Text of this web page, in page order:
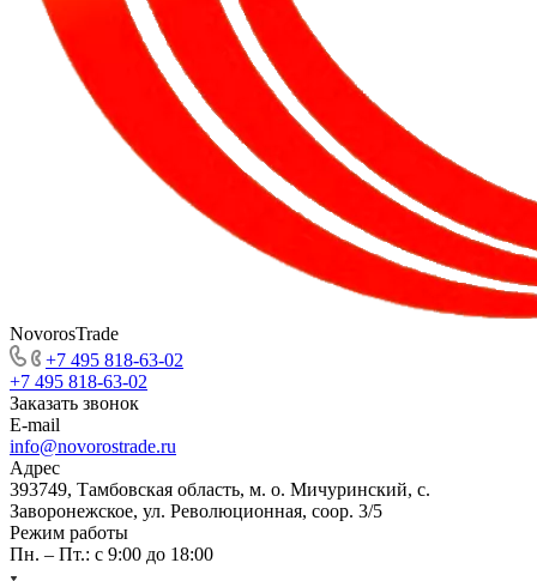
NovorosTrade
+7 495 818-63-02
+7 495 818-63-02
Заказать звонок
E-mail
info@novorostrade.ru
Адрес
393749, Тамбовская область, м. о. Мичуринский, с.
Заворонежское, ул. Революционная, соор. 3/5
Режим работы
Пн. – Пт.: с 9:00 до 18:00